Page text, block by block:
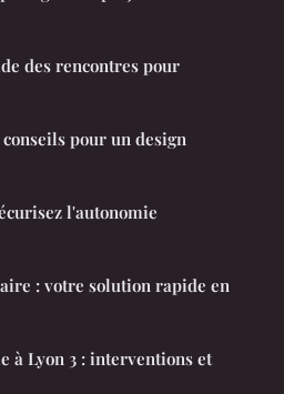
des rencontres pour
pour un design
l'autonomie
: votre solution rapide en
à Lyon 3 : interventions et